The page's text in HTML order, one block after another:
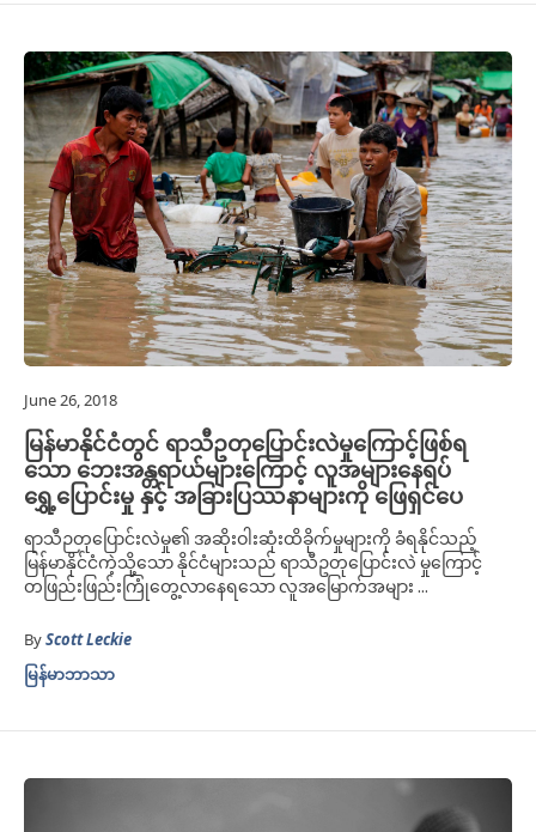
June 26, 2018
မြန်မာနိုင်ငံတွင် ရာသီဥတုပြောင်းလဲမှုကြောင့်ဖြစ်ရ
သော ဘေးအန္တရာယ်များကြောင့် လူအများနေရပ်
ရွှေ့ပြောင်းမှု နှင့် အခြားပြဿနာများကို ဖြေရှင်ပေ
ရာသီဉတုပြောင်းလဲမှု၏ အဆိုးဝါးဆုံးထိခိုက်မှုများကို ခံရနိုင်သည့်
မြန်မာနိုင်ငံကဲ့သို့သော နိုင်ငံများသည် ရာသီဥတုပြောင်းလဲ မှုကြောင့်
တဖြည်းဖြည်းကြုံတွေ့လာနေရသော လူအမြောက်အများ ...
ByScott Leckie
မြန်မာဘာသာ